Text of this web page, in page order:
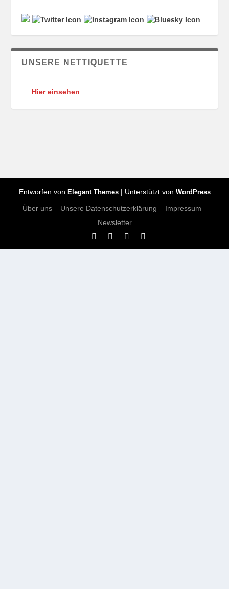
UNSERE NETTIQUETTE
Hier einsehen
Entworfen von Elegant Themes| Unterstützt von WordPress
Über uns Unsere Datenschutzerklärung
Impressum
Newsletter